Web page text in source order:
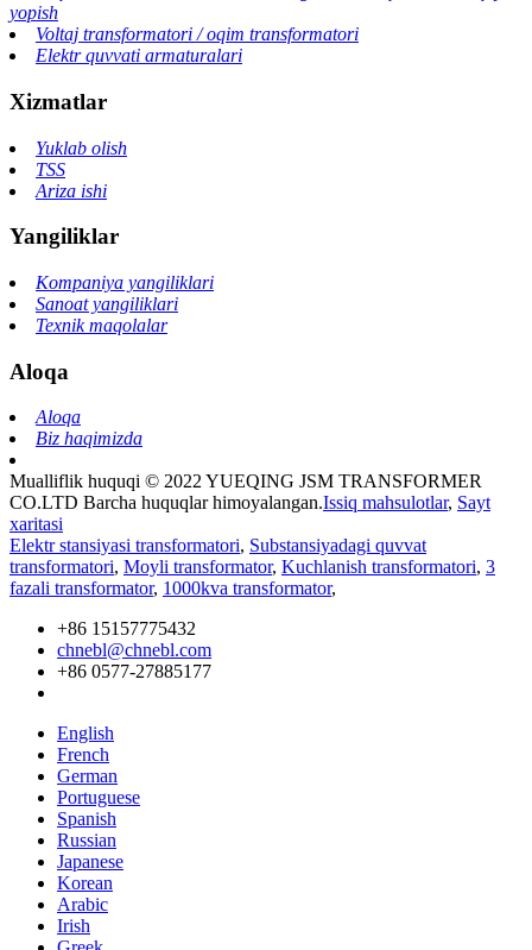
yopish
Voltaj transformatori / oqim transformatori
Elektr quvvati armaturalari
Xizmatlar
Yuklab olish
TSS
Ariza ishi
Yangiliklar
Kompaniya yangiliklari
Sanoat yangiliklari
Texnik maqolalar
Aloqa
Aloqa
Biz haqimizda
Mualliflik huquqi © 2022 YUEQING JSM TRANSFORMER
CO.LTD Barcha huquqlar himoyalangan.Issiq mahsulotlar, Sayt
xaritasi
Elektr stansiyasi transformatori, Substansiyadagi quvvat
transformatori, Moyli transformator, Kuchlanish transformatori, 3
fazali transformator, 1000kva transformator,
+86 15157775432
chnebl@chnebl.com
+86 0577-27885177
English
French
German
Portuguese
Spanish
Russian
Japanese
Korean
Arabic
Irish